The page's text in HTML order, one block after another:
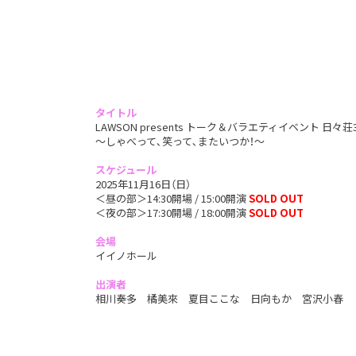
タイトル
LAWSON presents トーク＆バラエティイベント 日々荘
〜しゃべって､笑って､またいつか！〜
スケジュール
2025年11月16日（日）
＜昼の部＞14:30開場 / 15:00開演SOLD OUT
＜夜の部＞17:30開場 / 18:00開演SOLD OUT
会場
イイノホール
出演者
相川奏多 橘美來 夏目ここな 日向もか 宮沢小春